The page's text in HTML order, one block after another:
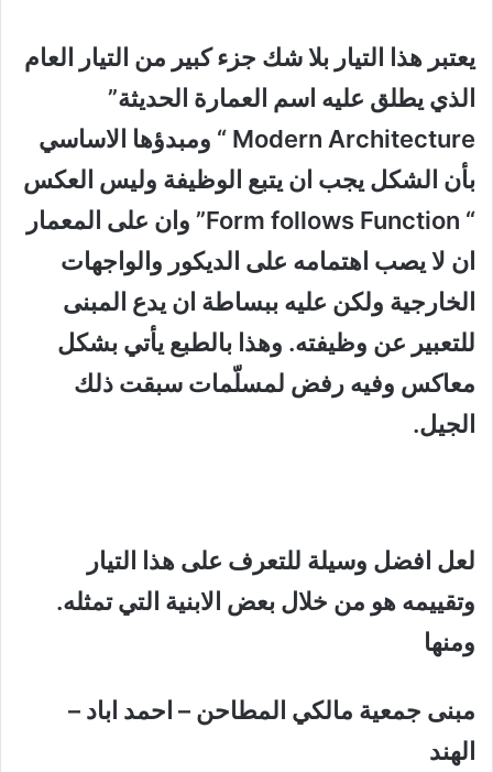
يعتبر هذا التيار بلا شك جزء كبير من التيار العام
الذي يطلق عليه اسم العمارة الحديثة”
Modern Architecture “ ومبدؤها الاساسي
بأن الشكل يجب ان يتبع الوظيفة وليس العكس
“ Form follows Function” وان على المعمار
ان لا يصب اهتمامه على الديكور والواجهات
الخارجية ولكن عليه ببساطة ان يدع المبنى
للتعبير عن وظيفته. وهذا بالطبع يأتي بشكل
معاكس وفيه رفض لمسلّمات سبقت ذلك
الجيل.
لعل افضل وسيلة للتعرف على هذا التيار
وتقييمه هو من خلال بعض الابنية التي تمثله.
ومنها
مبنى جمعية مالكي المطاحن – احمد اباد –
الهند